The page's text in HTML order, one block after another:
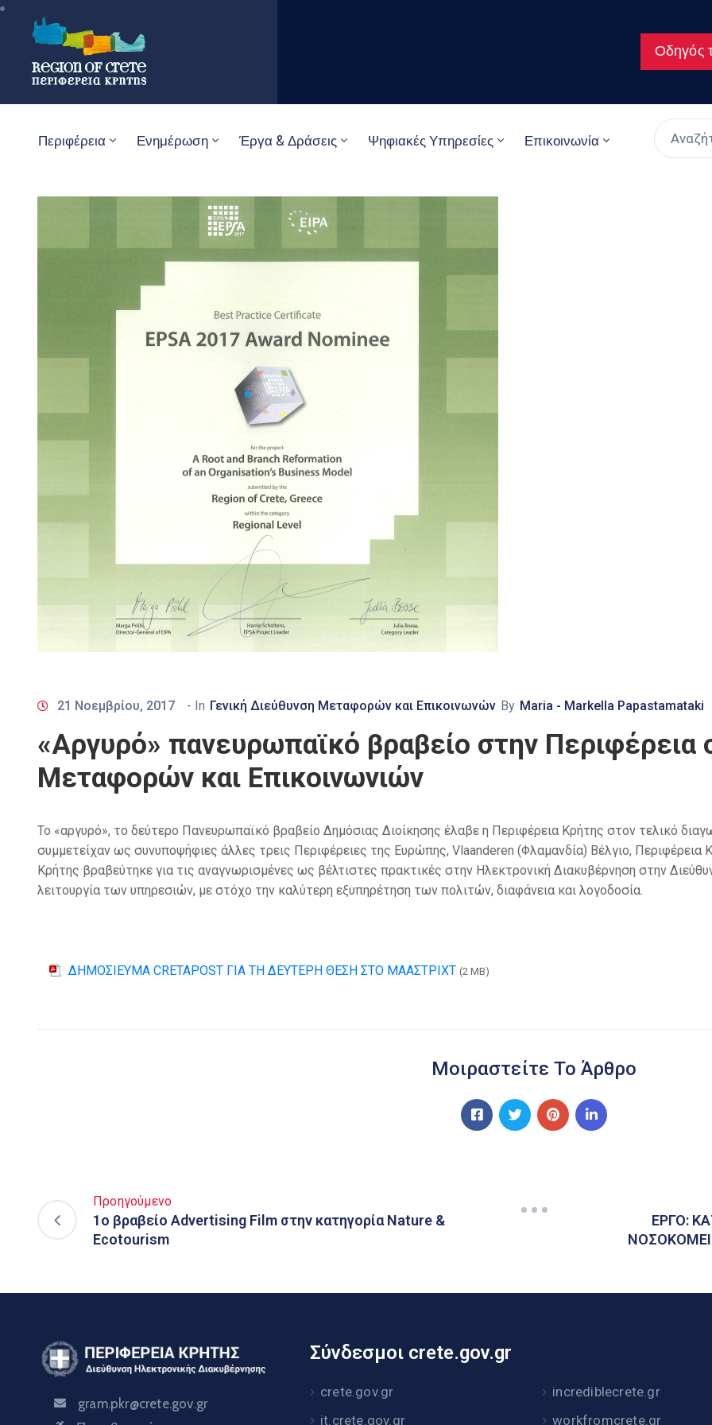
Οδηγός
Περιφέρεια Ενημέρωση Έργα & Δράσεις Ψηφιακές Υπηρεσίες Επικοινωνία
21 Νοεμβρίου, 2017 - In Γενική Διεύθυνση Μεταφορών και Επικοινωνών By Maria - Markella Papastamataki
«Αργυρό» πανευρωπαϊκό βραβείο στην Περιφέρεια
Μεταφορών και Επικοινωνιών
Το «αργυρό», το δεύτερο Πανευρωπαϊκό βραβείο Δημόσιας Διοίκησης έλαβε η Περιφέρεια Κρήτης στον τελικό
συμμετείχαν ως συνυποψήφιες άλλες τρεις Περιφέρειες της Ευρώπης, Vlaanderen (Φλαμανδία) Βέλγιο, Περιφέρεια
Κρήτης βραβεύτηκε για τις αναγνωρισμένες ως βέλτιστες πρακτικές στην Ηλεκτρονική Διακυβέρνηση στην
λειτουργία των υπηρεσιών, με στόχο την καλύτερη εξυπηρέτηση των πολιτών, διαφάνεια και λογοδοσία.
ΔΗΜΟΣΙΕΥΜΑ CRETAPOST ΓΙΑ ΤΗ ΔΕΥΤΕΡΗ ΘΕΣΗ ΣΤΟ ΜΑΑΣΤΡΙΧΤ (2 MB)
Μοιραστείτε Το Άρθρο
Προηγούμενο
1ο βραβείο Advertising Film στην κατηγορία Nature &
Ecotourism
ΕΡΓΟ:
gram.pkr@crete.gov.gr
Σύνδεσμοι crete.gov.gr
crete.gov.gr
it.crete.gov.gr
incrediblecrete.gr
workfromcrete.gr